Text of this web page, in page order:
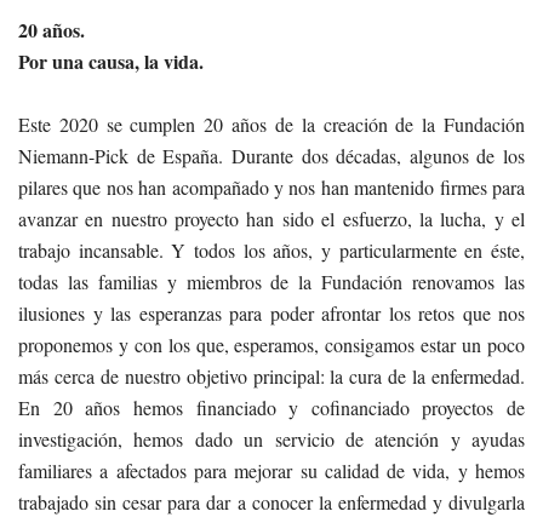
20 años.
Por una causa, la vida.
Este 2020 se cumplen 20 años de la creación de la Fundación
Niemann-Pick de España. Durante dos décadas, algunos de los
pilares que nos han acompañado y nos han mantenido firmes para
avanzar en nuestro proyecto han sido el esfuerzo, la lucha, y el
trabajo incansable. Y todos los años, y particularmente en éste,
todas las familias y miembros de la Fundación renovamos las
ilusiones y las esperanzas para poder afrontar los retos que nos
proponemos y con los que, esperamos, consigamos estar un poco
más cerca de nuestro objetivo principal: la cura de la enfermedad.
En 20 años hemos financiado y cofinanciado proyectos de
investigación, hemos dado un servicio de atención y ayudas
familiares a afectados para mejorar su calidad de vida, y hemos
trabajado sin cesar para dar a conocer la enfermedad y divulgarla